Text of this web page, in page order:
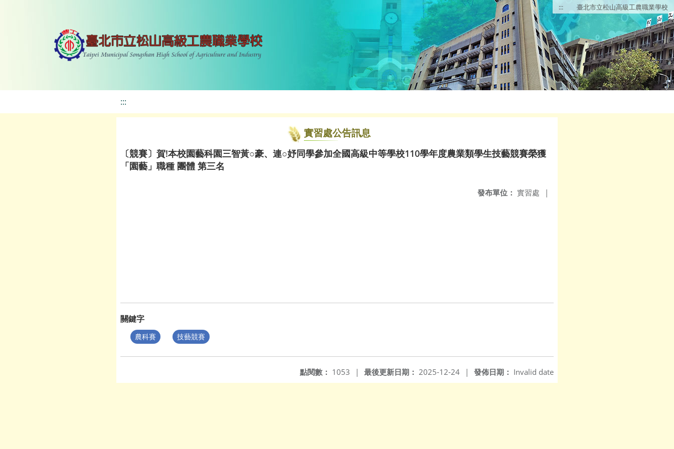
::: 臺北市立松山高級工農職業學校
:::
實習處公告訊息
〔競賽〕賀!本校園藝科園三智黃○豪、連○妤同學參加全國高級中等學校110學年度農業類學生技藝競賽榮獲
「園藝」職種 團體 第三名
發布單位： 實習處 |
關鍵字
農科賽 技藝競賽
發佈日期： Invalid date
最後更新日期： 2025-12-24 |
點閱數： 1053 |